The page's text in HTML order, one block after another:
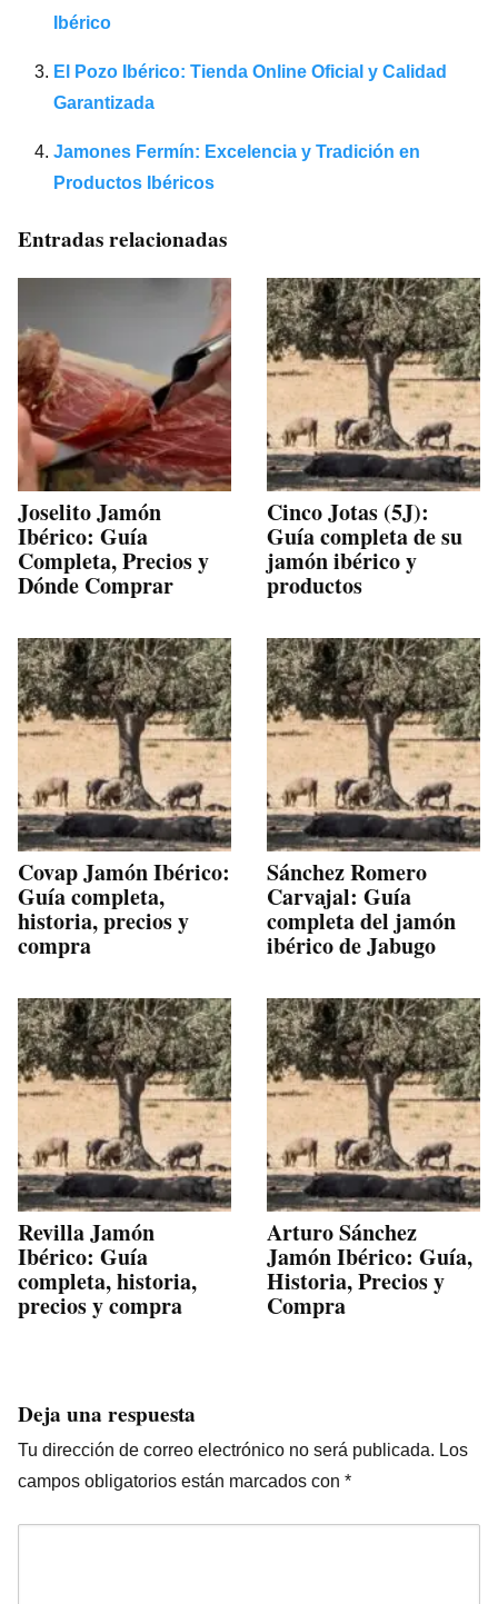
Ibérico
El Pozo Ibérico: Tienda Online Oficial y Calidad
Garantizada
Jamones Fermín: Excelencia y Tradición en
Productos Ibéricos
Entradas relacionadas
Joselito Jamón
Ibérico: Guía
Completa, Precios y
Dónde Comprar
Cinco Jotas (5J):
Guía completa de su
jamón ibérico y
productos
Covap Jamón Ibérico:
Guía completa,
historia, precios y
compra
Sánchez Romero
Carvajal: Guía
completa del jamón
ibérico de Jabugo
Revilla Jamón
Ibérico: Guía
completa, historia,
precios y compra
Arturo Sánchez
Jamón Ibérico: Guía,
Historia, Precios y
Compra
Deja una respuesta
Tu dirección de correo electrónico no será publicada. Los
campos obligatorios están marcados con *